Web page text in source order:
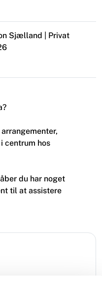
Sjælland | Privat
centrum hos
du har noget
til at assistere